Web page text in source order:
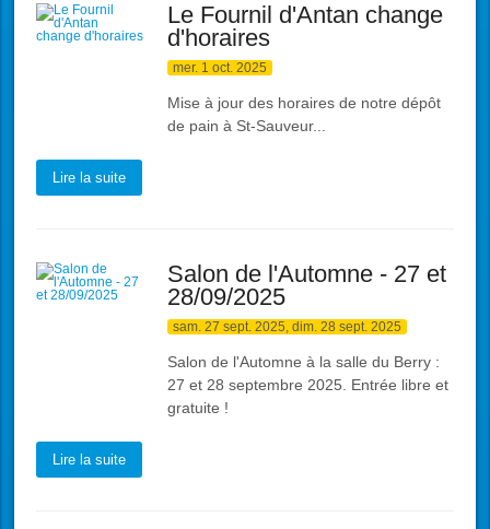
Le Fournil d'Antan change
d'horaires
mer. 1 oct. 2025
Mise à jour des horaires de notre dépôt
de pain à St-Sauveur...
Lire la suite
Salon de l'Automne - 27 et
28/09/2025
sam. 27 sept. 2025, dim. 28 sept. 2025
Salon de l'Automne à la salle du Berry :
27 et 28 septembre 2025. Entrée libre et
gratuite !
Lire la suite